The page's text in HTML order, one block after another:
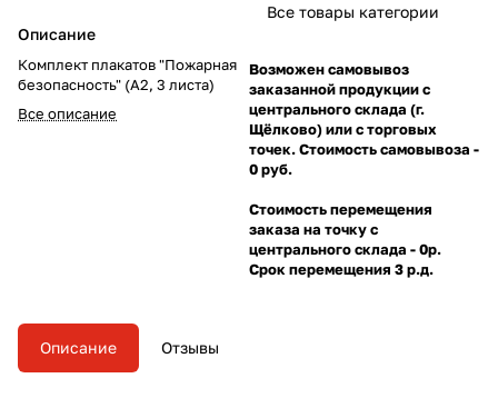
Описание
Комплект плакатов "Пожарная
безопасность" (А2, 3 листа)
Все описание
Все товары категории
Возможен самовывоз
заказанной продукции с
центрального склада (г.
Щёлково) или с торговых
точек. Стоимость самовывоза -
0 руб.
Стоимость перемещения
заказа на точку с
центрального склада - 0р.
Срок перемещения 3 р.д.
Описание Отзывы